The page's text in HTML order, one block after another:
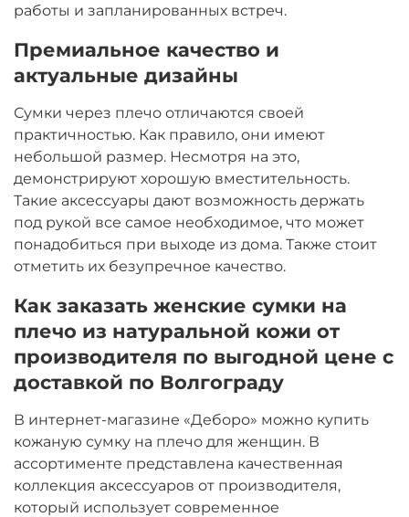
работы и запланированных встреч.
Премиальное качество и
актуальные дизайны
Сумки через плечо отличаются своей
практичностью. Как правило, они имеют
небольшой размер. Несмотря на это,
демонстрируют хорошую вместительность.
Такие аксессуары дают возможность держать
под рукой все самое необходимое, что может
понадобиться при выходе из дома. Также стоит
отметить их безупречное качество.
Как заказать женские сумки на
плечо из натуральной кожи от
производителя по выгодной цене с
доставкой по Волгограду
В интернет-магазине «Деборо» можно купить
кожаную сумку на плечо для женщин. В
ассортименте представлена качественная
коллекция аксессуаров от производителя,
который использует современное